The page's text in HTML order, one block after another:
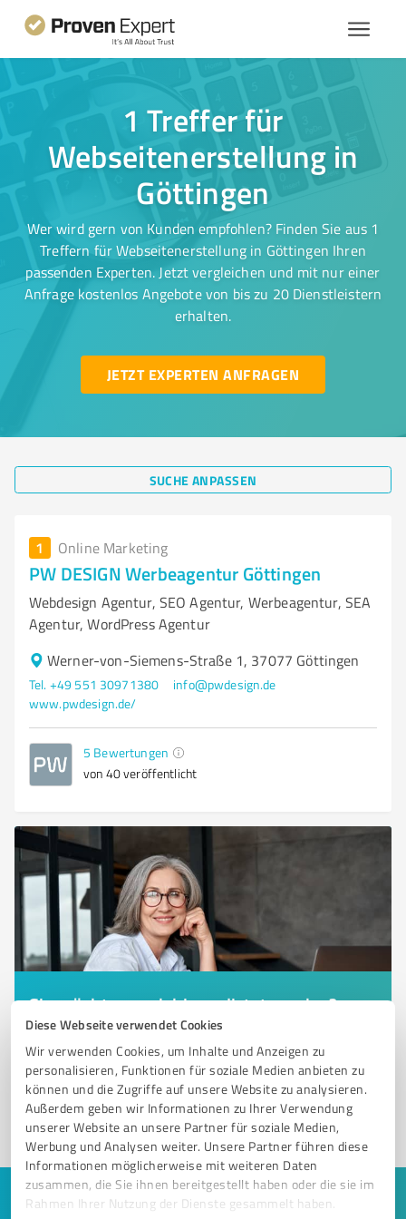
Diese Webseite verwendet Cookies
Wir verwenden Cookies, um Inhalte und Anzeigen zu
personalisieren, Funktionen für soziale Medien anbieten zu
können und die Zugriffe auf unsere Website zu analysieren.
Außerdem geben wir Informationen zu Ihrer Verwendung
unserer Website an unsere Partner für soziale Medien,
Werbung und Analysen weiter. Unsere Partner führen diese
Informationen möglicherweise mit weiteren Daten
zusammen, die Sie ihnen bereitgestellt haben oder die sie im
Rahmen Ihrer Nutzung der Dienste gesammelt haben.
1 Treffer für
Webseitenerstellung in
Göttingen
Wer wird gern von Kunden empfohlen? Finden Sie aus 1
Treffern für Webseitenerstellung in Göttingen Ihren
passenden Experten. Jetzt vergleichen und mit nur einer
Anfrage kostenlos Angebote von bis zu 20 Dienstleistern
erhalten.
JETZT EXPERTEN ANFRAGEN
SUCHE ANPASSEN
1 Online Marketing
PW DESIGN Werbeagentur Göttingen
Webdesign Agentur, SEO Agentur, Werbeagentur, SEA
Agentur, WordPress Agentur
Werner-von-Siemens-Straße 1, 37077 Göttingen
Tel. +49 551 30971380
info@pwdesign.de
www.pwdesign.de/
5 Bewertungen
von 40 veröffentlicht
Sie möchten auch hier gelistet werden?
Registrieren Sie sich jetzt und werden Sie ein von
Kunden empfohlener ProvenExpert!
Keine Zeit für lange Recherchen und E-